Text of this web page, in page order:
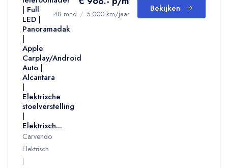
| Full
LED |
Panoramadak
|
Apple
Carplay/Android
Auto |
Alcantara
|
Elektrische
stoelverstelling
|
Elektrisch...
Carvendo
Elektrisch
48 mnd / 5.000 km/jaar
Bekijken